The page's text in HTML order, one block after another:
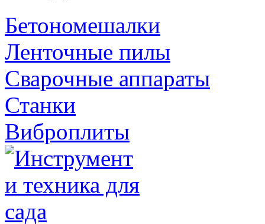
Бетономешалки
Ленточные пилы
Сварочные аппараты
Станки
Виброплиты